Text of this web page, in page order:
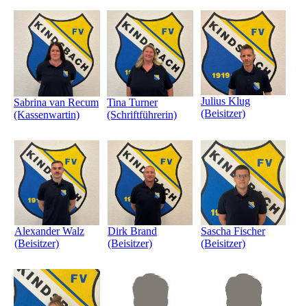
Sabrina van Recum
(Kassenwartin)
Tina Turner
(Schriftführerin)
Julius Klug
(Beisitzer)
Alexander Walz
(Beisitzer)
Dirk Brand
(Beisitzer)
Sascha Fischer
(Beisitzer)